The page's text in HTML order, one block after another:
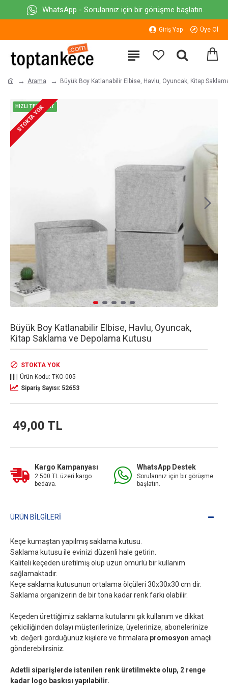
WhatsApp - Sorularınız için bir görüşme başlatın.
Giriş Yap Üye Ol
Arama Büyük Boy Katlanabilir Elbise, Havlu, Oyuncak, Kitap
HIZLI TESLİMAT
STOKTA YOK
Büyük Boy Katlanabilir Elbise, Havlu, Oyuncak,
Kitap Saklama ve Depolama Kutusu
49,00 TL
STOKTA YOK
Ürün Kodu: TKO-005
Sipariş Sayısı: 52653
Kargo Kampanyası
2.500 TL üzeri kargo
bedava.
WhatsApp Destek
Sorularınız için bir görüşme
başlatın.
ÜRÜN BILGILERI
Keçe kumaştan yapılmış saklama kutusu.
Saklama kutusu ile evinizi düzenli hale getirin.
Kaliteli keçeden üretilmiş olup uzun ömürlü bir kullanım
sağlamaktadır.
Keçe saklama kutusunun ortalama ölçüleri 30x30x30 cm dir.
Saklama organizerin de bir tona kadar renk farkı olabilir.
Keçeden ürettiğimiz saklama kutularını şık kullanım ve dikkat
çekiciliğinden dolayı müşterilerinize, üyelerinize, abonelerinize
vb. değerli gördüğünüz kişilere ve firmalara promosyon amaçlı
gönderebilirsiniz.
Adetli siparişlerde istenilen renk üretilmekte olup, 2 renge
kadar logo baskısı yapılabilir.